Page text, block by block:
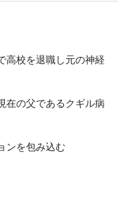
高校を退職し元の神経
在の父であるクギル病
ンを包み込む